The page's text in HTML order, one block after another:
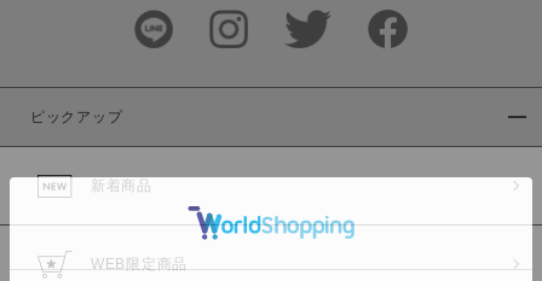
カラー
ピックアップ
新着商品
WEB限定商品